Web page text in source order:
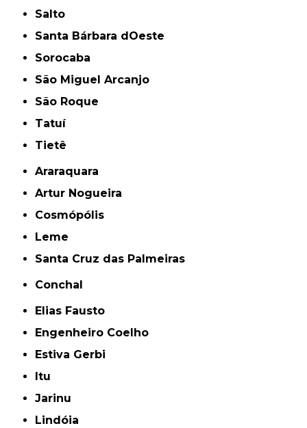
Salto
Santa Bárbara dOeste
Sorocaba
São Miguel Arcanjo
São Roque
Tatuí
Tietê
Araraquara
Artur Nogueira
Cosmópólis
Leme
Santa Cruz das Palmeiras
Conchal
Elias Fausto
Engenheiro Coelho
Estiva Gerbi
Itu
Jarinu
Lindóia